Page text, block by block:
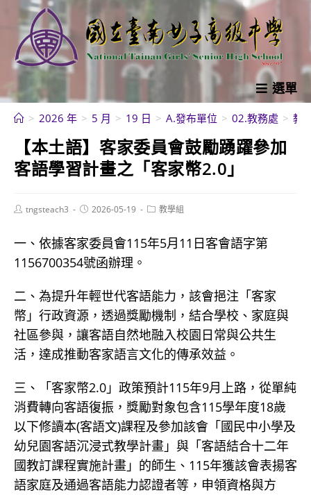
內
選單
> 2026 年 > 5 月 > 19 日 > A.發布單位 > 02.教務處 > 教
【本土語】客家委員會鼓勵踴躍參加
客語學習計畫之「客家幣2.0」
Posttngsteach3
Post2026-05-19
Post教學組
一、依據客家委員會115年5月11日客會語字第
1156700354號函辦理。
二、為提升年輕世代客語能力，該會挹注「客家
幣」行政資源，透過獎勵機制，結合學校、家庭與
社區參與，讓客語自然地融入校園日常與公共生
活，達成推動客家語言文化的傳承效益。
三、「客家幣2.0」政策預計115年9月上路，從單純
消費轉向客語復振，獎勵對象包含115學年度18歲
以下修讀本(客語文)課程及參加該會「國民中小學及
幼兒園客語沉浸式教學計畫」與「客語結合十二年
國教訂課程實施計畫」的師生、115年獲該會表揚客
語家庭及通過客語能力認證者等，申領資格與方